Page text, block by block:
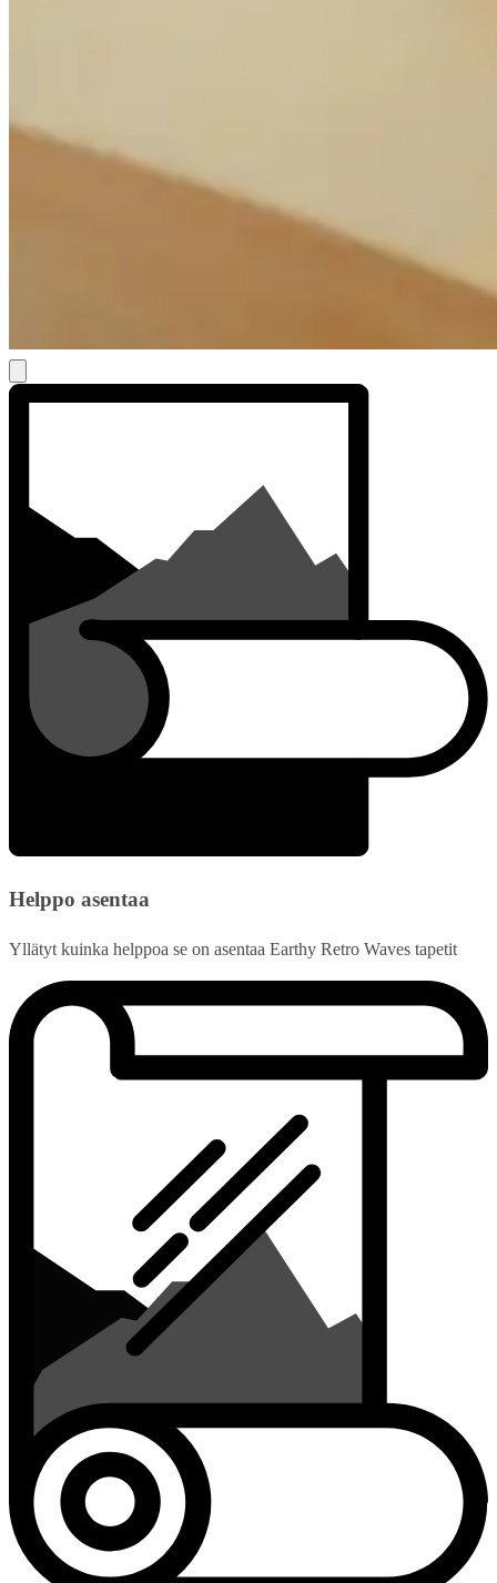
Helppo asentaa
Yllätyt kuinka helppoa se on asentaa Earthy Retro Waves tapetit